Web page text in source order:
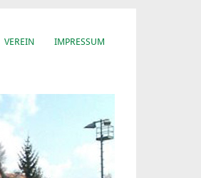
VEREIN IMPRESSUM